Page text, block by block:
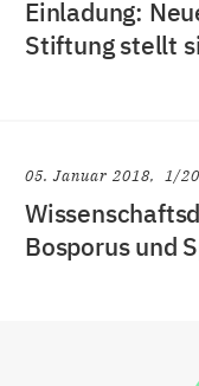
Einladung:
Stiftung stellt
05. Januar 2018 1/
Bosporus und